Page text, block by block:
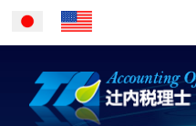
JapaneseEnglish